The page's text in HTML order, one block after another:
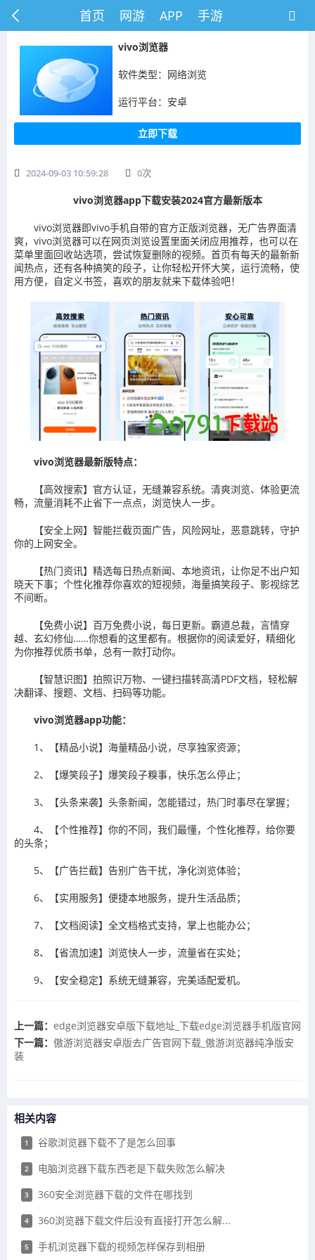
首页 网游 APP 手游
vivo浏览器
软件类型：网络浏览
运行平台：安卓
立即下载
2024-09-03 10:59:28 0次
vivo浏览器app下载安装2024官方最新版本
vivo浏览器即vivo手机自带的官方正版浏览器，无广告界面清
爽，vivo浏览器可以在网页浏览设置里面关闭应用推荐，也可以在
菜单里面回收站选项，尝试恢复删除的视频。首页有每天的最新新
闻热点，还有各种搞笑的段子，让你轻松开怀大笑，运行流畅，使
用方便，自定义书签，喜欢的朋友就来下载体验吧！
vivo浏览器最新版特点：
【高效搜索】官方认证，无缝兼容系统。清爽浏览、体验更流
畅，流量消耗不止省下一点点，浏览快人一步。
【安全上网】智能拦截页面广告，风险网址，恶意跳转，守护
你的上网安全。
【热门资讯】精选每日热点新闻、本地资讯，让你足不出户知
晓天下事；个性化推荐你喜欢的短视频，海量搞笑段子、影视综艺
不间断。
【免费小说】百万免费小说，每日更新。霸道总裁，言情穿
越、玄幻修仙……你想看的这里都有。根据你的阅读爱好，精细化
为你推荐优质书单，总有一款打动你。
【智慧识图】拍照识万物、一键扫描转高清PDF文档，轻松解
决翻译、搜题、文档、扫码等功能。
vivo浏览器app功能：
1、【精品小说】海量精品小说，尽享独家资源；
2、【爆笑段子】爆笑段子糗事，快乐怎么停止；
3、【头条来袭】头条新闻，怎能错过，热门时事尽在掌握；
4、【个性推荐】你的不同，我们最懂，个性化推荐，给你要
的头条；
5、【广告拦截】告别广告干扰，净化浏览体验；
6、【实用服务】便捷本地服务，提升生活品质；
7、【文档阅读】全文档格式支持，掌上也能办公；
8、【省流加速】浏览快人一步，流量省在实处；
9、【安全稳定】系统无缝兼容，完美适配爱机。
上一篇： ​edge浏览器安卓版下载地址_下载edge浏览器手机版官网
下一篇： ​傲游浏览器安卓版去广告官网下载_傲游浏览器纯净版安
装
相关内容
1 谷歌浏览器下载不了是怎么回事
2 电脑浏览器下载东西老是下载失败怎么解决
3 360安全浏览器下载的文件在哪找到
4 360浏览器下载文件后没有直接打开怎么解...
5 手机浏览器下载的视频怎样保存到相册